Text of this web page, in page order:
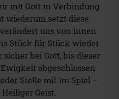
mit Gott in Verbindung
wiederum setzt diese
uns von innen
Stück für Stück wieder
bei Gott, bis dieser
abgeschlossen
Stelle mit im Spiel –
Geist.